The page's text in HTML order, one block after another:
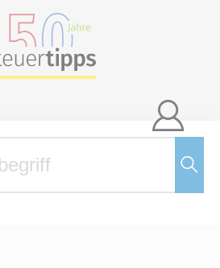
